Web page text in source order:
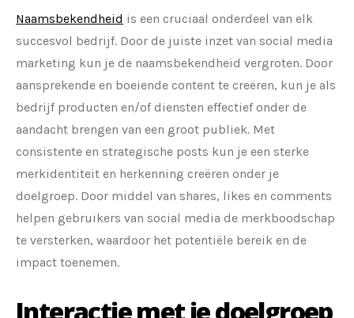
Naamsbekendheid is een cruciaal onderdeel van elk
succesvol bedrijf. Door de juiste inzet van social media
marketing kun je de naamsbekendheid vergroten. Door
aansprekende en boeiende content te creëren, kun je als
bedrijf producten en/of diensten effectief onder de
aandacht brengen van een groot publiek. Met
consistente en strategische posts kun je een sterke
merkidentiteit en herkenning creëren onder je
doelgroep. Door middel van shares, likes en comments
helpen gebruikers van social media de merkboodschap
te versterken, waardoor het potentiële bereik en de
impact toenemen.